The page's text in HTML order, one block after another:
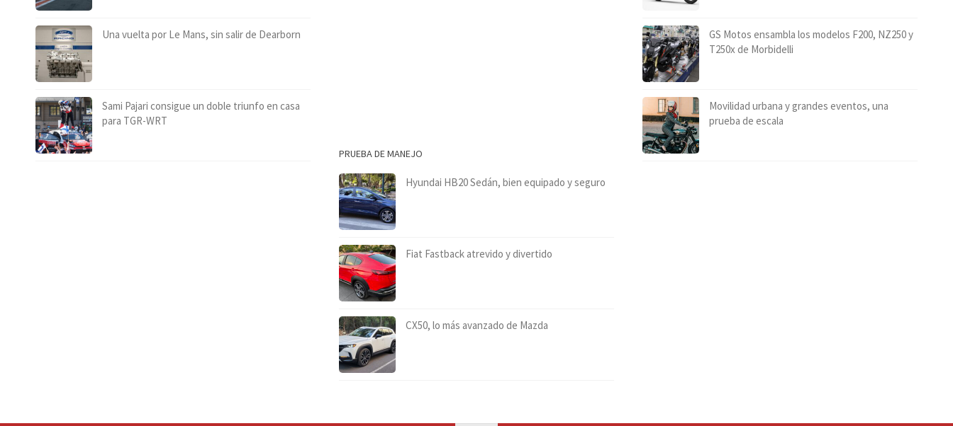
Una vuelta por Le Mans, sin salir de Dearborn
Sami Pajari consigue un doble triunfo en casa
para TGR-WRT
PRUEBA DE MANEJO
Hyundai HB20 Sedán, bien equipado y seguro
Fiat Fastback atrevido y divertido
CX50, lo más avanzado de Mazda
GS Motos ensambla los modelos F200, NZ250 y
T250x de Morbidelli
Movilidad urbana y grandes eventos, una
prueba de escala